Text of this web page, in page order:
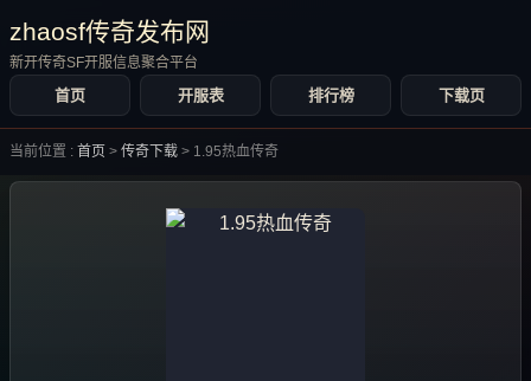
zhaosf传奇发布网
新开传奇SF开服信息聚合平台
首页 开服表 排行榜 下载页
当前位置 : 首页 > 传奇下载 > 1.95热血传奇